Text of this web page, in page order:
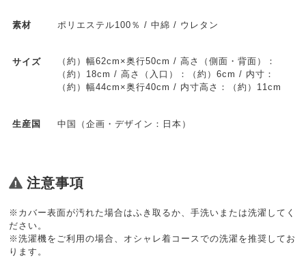
素材 ポリエステル100％ / 中綿 / ウレタン
サイズ
（約）幅62cm×奥行50cm / 高さ（側面・背面）：
（約）18cm / 高さ（入口）：（約）6cm / 内寸：
（約）幅44cm×奥行40cm / 内寸高さ：（約）11cm
生産国 中国（企画・デザイン：日本）
注意事項
※カバー表面が汚れた場合はふき取るか、手洗いまたは洗濯してく
ださい。
※洗濯機をご利用の場合、オシャレ着コースでの洗濯を推奨してお
ります。